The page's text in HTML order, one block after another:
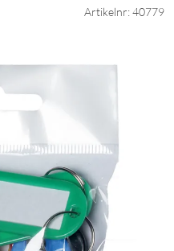
Artikelnr: 40779